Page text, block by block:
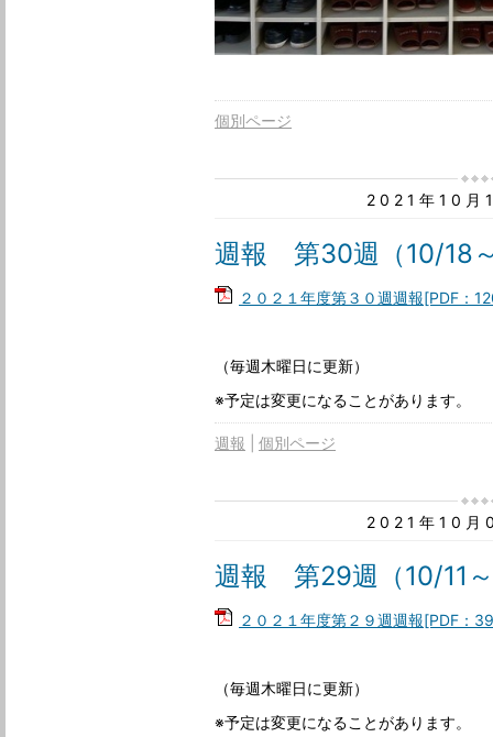
個別ページ
2021年10月
週報 第30週（10/18
２０２１年度第３０週週報[PDF：
（毎週木曜日に更新）
※予定は変更になることがあります。
週報 個別ページ
2021年10月
週報 第29週（10/11
２０２１年度第２９週週報[PDF：
（毎週木曜日に更新）
※予定は変更になることがあります。